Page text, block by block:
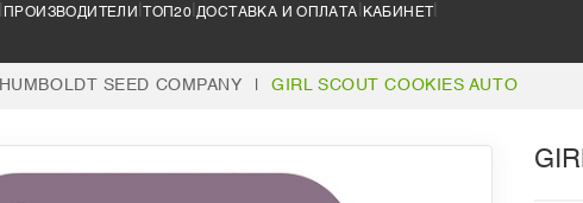
ПРОИЗВОДИТЕЛИ | ТОП20 |ДОСТАВКА И ОПЛАТА КАБИНЕТ |
HUMBOLDT SEED COMPANY GIRL SCOUT COOKIES AUTO